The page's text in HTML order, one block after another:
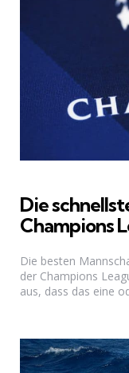
Die
Champions
Die besten
der Champions
aus, dass das eine